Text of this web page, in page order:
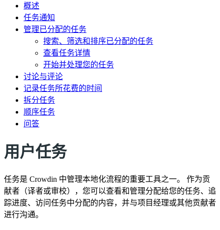
概述
任务通知
管理已分配的任务
搜索、筛选和排序已分配的任务
查看任务详情
开始并处理您的任务
讨论与评论
记录任务所花费的时间
拆分任务
顺序任务
问答
用户任务
任务是 Crowdin 中管理本地化流程的重要工具之一。 作为贡
献者（译者或审校），您可以查看和管理分配给您的任务、追
踪进度、访问任务中分配的内容，并与项目经理或其他贡献者
进行沟通。